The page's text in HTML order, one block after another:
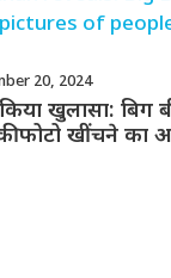
20, 2024
खुलासा: बिग
फोटो खींचने का